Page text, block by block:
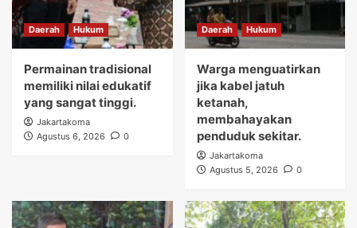
Daerah Hukum
Permainan tradisional
memiliki nilai edukatif
yang sangat tinggi.
Jakartakoma
Agustus 6, 2026
0
Daerah Hukum
Warga menguatirkan
jika kabel jatuh
ketanah,
membahayakan
penduduk sekitar.
Jakartakoma
Agustus 5, 2026
0